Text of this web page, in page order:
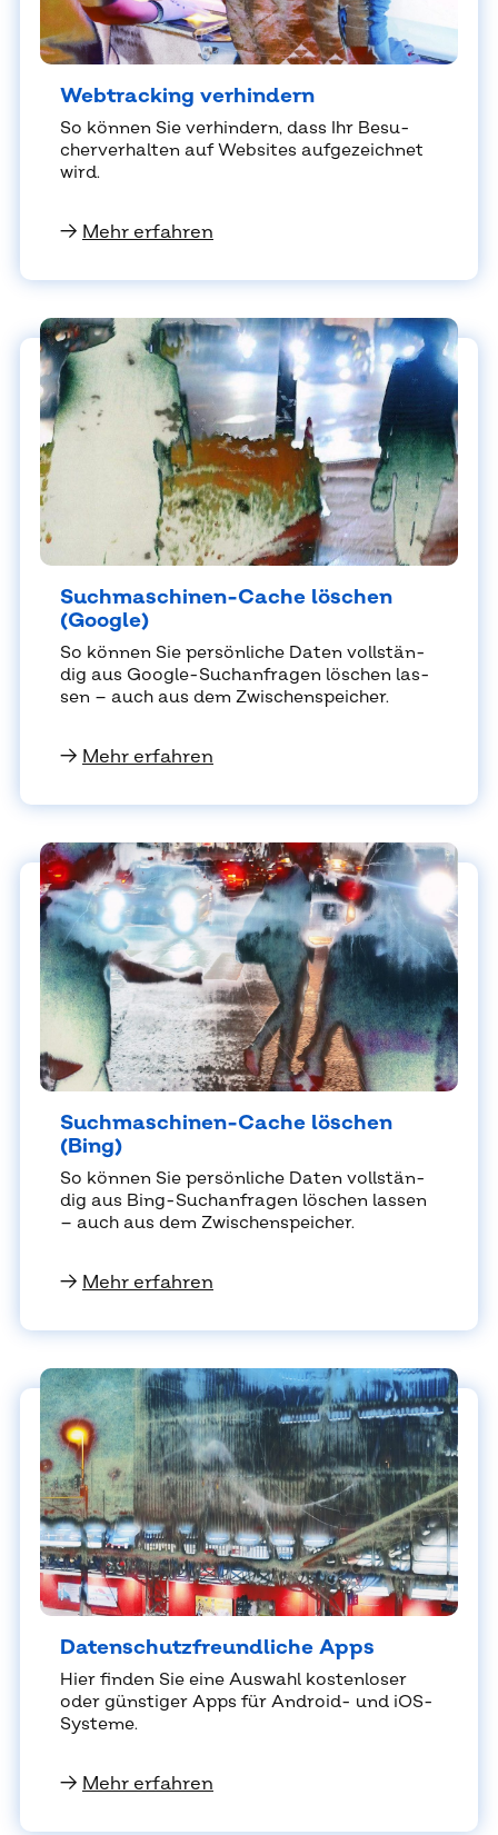
Web­track­ing ver­hin­dern
So kön­nen Sie ver­hin­dern, dass Ihr Be­su­
cher­ver­hal­ten auf Web­sites auf­ge­zeich­net
wird.
→ Mehr erfahren
Such­ma­schi­nen-Cache lö­schen
(Goog­le)
So kön­nen Sie per­sön­li­che Da­ten voll­stän­
dig aus Goog­le-Such­an­fra­gen lö­schen las­
sen – auch aus dem Zwi­schen­spei­cher.
→ Mehr erfahren
Such­ma­schi­nen-Cache lö­schen
(Bing)
So kön­nen Sie per­sön­li­che Da­ten voll­stän­
dig aus Bing-Such­an­fra­gen lö­schen las­sen
– auch aus dem Zwi­schen­spei­cher.
→ Mehr erfahren
Da­ten­schutz­freund­li­che Apps
Hier fin­den Sie eine Aus­wahl kos­ten­lo­ser
oder güns­ti­ger Apps für An­droid- und iOS-
Sys­te­me.
→ Mehr erfahren